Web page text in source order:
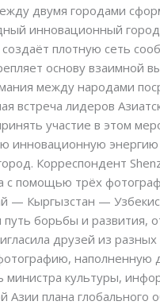
двумя городами
инновационный
плотную сеть
основу взаимной
между народами
встреча лидеров
участие в этом
инновационную энергию
Корреспондент
с помощью трёх
— Кыргызстан —
борьбы и развития,
друзей из
наполненную
министра культуры,
Азии плана